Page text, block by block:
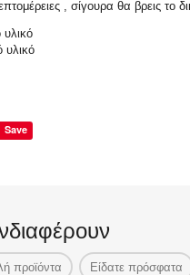
, σίγουρα θα βρεις
υλικό
υλικό
Save
προϊόντα Είδατε πρόσφατα